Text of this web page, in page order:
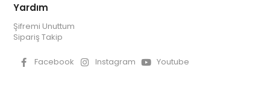
Yardım
Şifremi Unuttum
Sipariş Takip
Facebook Instagram Youtube